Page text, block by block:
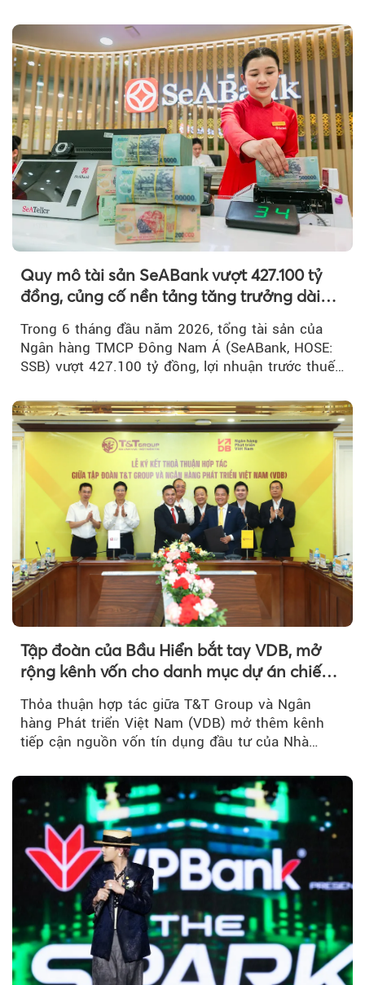
Quy mô tài sản SeABank vượt 427.100 tỷ
đồng, củng cố nền tảng tăng trưởng dài
Trong 6 tháng đầu năm 2026, tổng tài sản của
Ngân hàng TMCP Đông Nam Á (SeABank, HOSE:
SSB) vượt 427.100 tỷ đồng, lợi nhuận trước thuế
Tập đoàn của Bầu Hiển bắt tay VDB, mở
rộng kênh vốn cho danh mục dự án chiến
Thỏa thuận hợp tác giữa T&T Group và Ngân
hàng Phát triển Việt Nam (VDB) mở thêm kênh
tiếp cận nguồn vốn tín dụng đầu tư của Nhà